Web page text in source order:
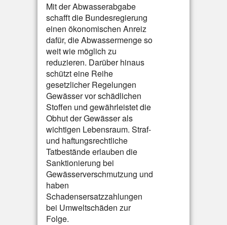
Mit der Abwasserabgabe
schafft die Bundesregierung
einen ökonomischen Anreiz
dafür, die Abwassermenge so
weit wie möglich zu
reduzieren. Darüber hinaus
schützt eine Reihe
gesetzlicher Regelungen
Gewässer vor schädlichen
Stoffen und gewährleistet die
Obhut der Gewässer als
wichtigen Lebensraum. Straf-
und haftungsrechtliche
Tatbestände erlauben die
Sanktionierung bei
Gewässerverschmutzung und
haben
Schadensersatzzahlungen
bei Umweltschäden zur
Folge.